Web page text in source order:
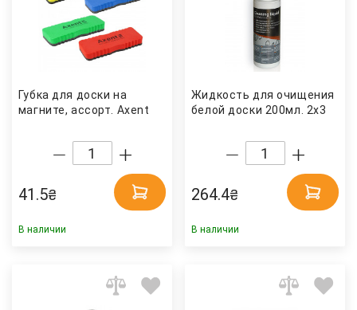
Губка для доски на
магните, ассорт. Axent
41.5₴
В наличии
Жидкость для очищения
белой доски 200мл. 2x3
264.4₴
В наличии